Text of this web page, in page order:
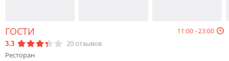
ГОСТИ 11:00 - 23:00
3.3 20отзывов
Ресторан